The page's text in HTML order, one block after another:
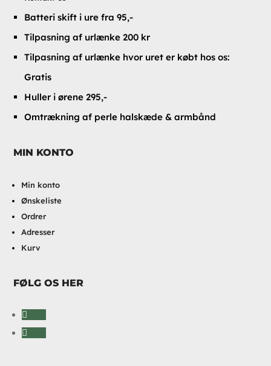
Batteri skift i ure fra 95,-
Tilpasning af urlænke 200 kr
Tilpasning af urlænke hvor uret er købt hos os:
Gratis
Huller i ørene 295,-
Omtrækning af perle halskæde & armbånd
MIN KONTO
Min konto
Ønskeliste
Ordrer
Adresser
Kurv
FØLG OS HER